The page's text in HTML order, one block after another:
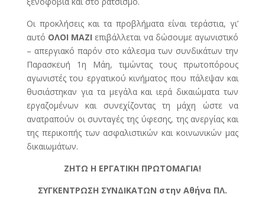
Οι προκλήσεις και τα προβλήματα είναι τεράστια, γι’
αυτό ΟΛΟΙ ΜΑΖΙ επιβάλλεται να δώσουμε αγωνιστικό
– απεργιακό παρόν στο κάλεσμα των συνδικάτων την
Παρασκευή 1η Μάη, τιμώντας τους πρωτοπόρους
αγωνιστές του εργατικού κινήματος που πάλεψαν και
θυσιάστηκαν για τα μεγάλα και ιερά δικαιώματα των
εργαζομένων και συνεχίζοντας τη μάχη ώστε να
ανατραπούν οι συνταγές της ύφεσης, της ανεργίας και
της περικοπής των ασφαλιστικών και κοινωνικών μας
δικαιωμάτων.
ΖΗΤΩ Η ΕΡΓΑΤΙΚΗ ΠΡΩΤΟΜΑΓΙΑ!
ΣΥΓΚΕΝΤΡΩΣΗ ΣΥΝΔΙΚΑΤΩΝ στην Αθήνα ΠΛ.